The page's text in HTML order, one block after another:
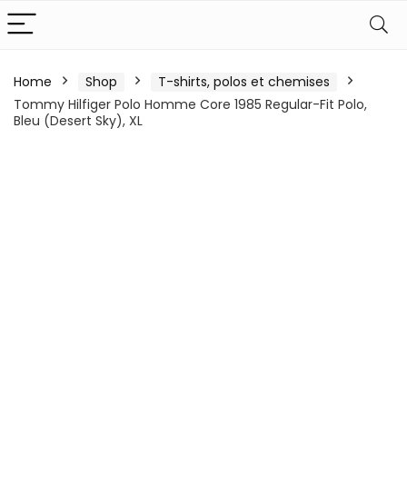
Home Shop
T-shirts, polos et chemises
Tommy Hilfiger Polo Homme Core 1985 Regular-Fit Polo,
Bleu (Desert Sky), XL